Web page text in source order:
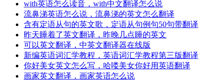
with英语怎么读音，with中文翻译怎么说
流鼻涕英语怎么说，流鼻涕的英文怎么翻译
含有定语从句的英文歌，定语从句例句50句带翻译
昨天睡着了英文翻译，昨晚几点睡的英文
可以英文翻译，中英文翻译器在线版
新编英语词汇学教程，英语词汇学教程第三版翻译
你好美女英文怎么写，哈喽美女你好用英语翻译
画家英文翻译，画家英语怎么说